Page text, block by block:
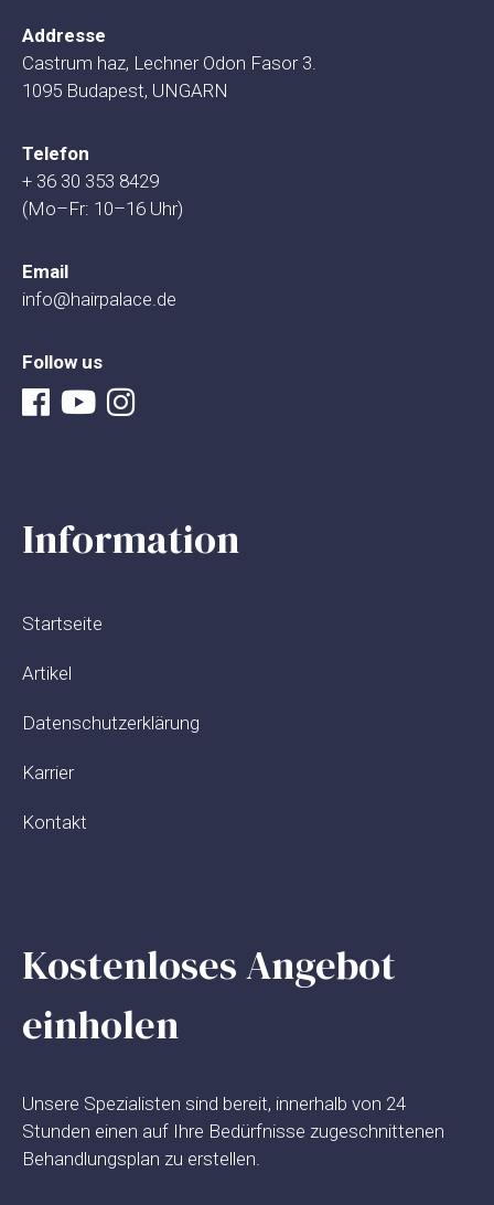
Addresse
Castrum haz, Lechner Odon Fasor 3.
1095 Budapest, UNGARN
Telefon
+ 36 30 353 8429
(Mo–Fr: 10–16 Uhr)
Email
info@hairpalace.de
Follow us
Information
Startseite
Artikel
Datenschutzerklärung
Karrier
Kontakt
Kostenloses Angebot
einholen
Unsere Spezialisten sind bereit, innerhalb von 24
Stunden einen auf Ihre Bedürfnisse zugeschnittenen
Behandlungsplan zu erstellen.